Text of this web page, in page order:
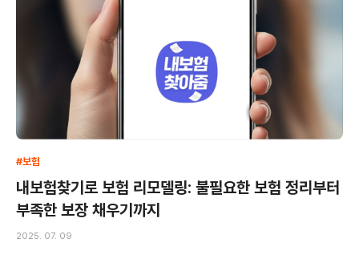
#보험
내보험찾기로 보험 리모델링: 불필요한 보험 정리부터
부족한 보장 채우기까지
2025. 07. 09